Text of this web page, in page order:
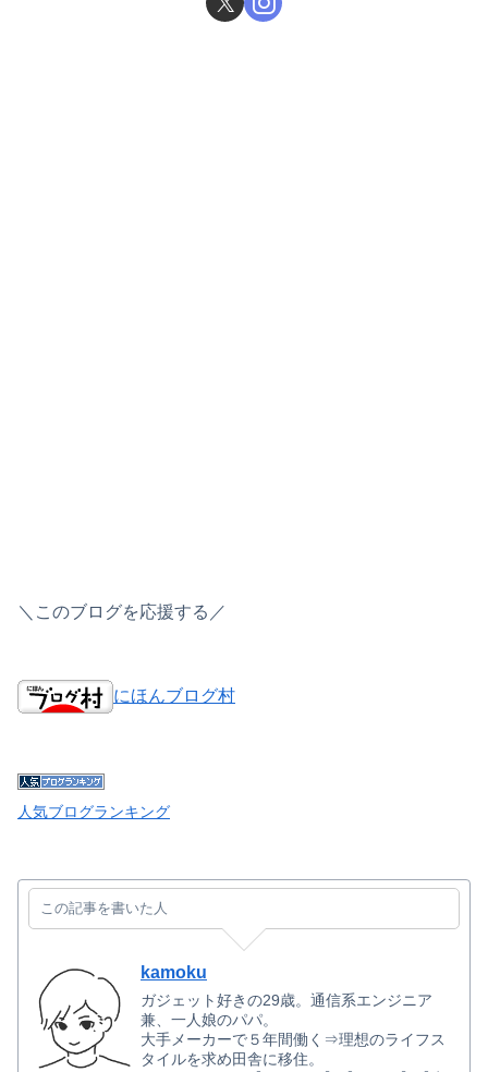
＼このブログを応援する／
にほんブログ村
人気ブログランキング
この記事を書いた人
kamoku
ガジェット好きの29歳。通信系エンジニア
兼、一人娘のパパ。
大手メーカーで５年間働く⇒理想のライフス
タイルを求め田舎に移住。